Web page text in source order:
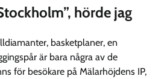
hörde jag
basketplaner, en
är bara några av de
för besökare på Mälarhöjdens IP,